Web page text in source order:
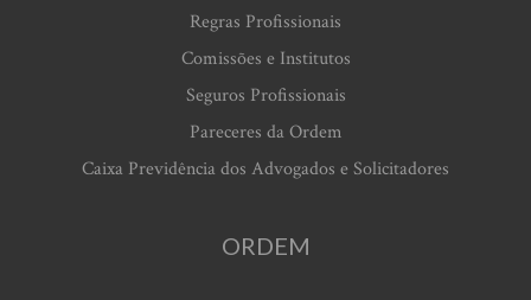
Regras Profissionais
Comissões e Institutos
Seguros Profissionais
Pareceres da Ordem
Caixa Previdência dos Advogados e Solicitadores
ORDEM